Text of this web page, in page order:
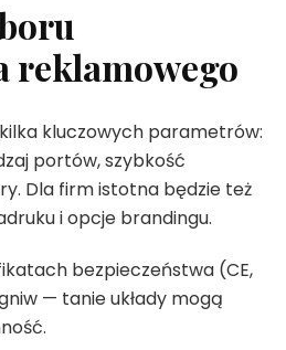
reklamowego
kluczowych parametrów:
portów, szybkość
Dla firm istotna będzie też
i opcje brandingu.
bezpieczeństwa (CE,
— tanie układy mogą